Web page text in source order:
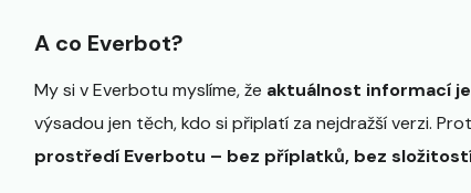
A co Everbot?
My si v Everbotu myslíme, že aktuálnost informací
výsadou jen těch, kdo si připlatí za nejdražší verzi.
prostředí Everbotu – bez příplatků, bez